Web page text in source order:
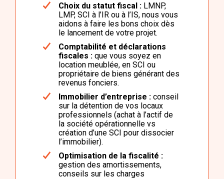
Choix du statut fiscal : LMNP,
LMP, SCI à l’IR ou à l’IS, nous vous
aidons à faire les bons choix dès
le lancement de votre projet.
Comptabilité et déclarations
fiscales : que vous soyez en
location meublée, en SCI ou
propriétaire de biens générant des
revenus fonciers.
Immobilier d’entreprise : conseil
sur la détention de vos locaux
professionnels (achat à l’actif de
la société opérationnelle vs
création d’une SCI pour dissocier
l’immobilier).
Optimisation de la fiscalité :
gestion des amortissements,
conseils sur les charges